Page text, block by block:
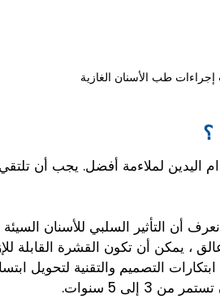
طب الأسنان الغازية
؟
أن التأثير السلبي للأسنان
، يمكن أن تكون القشرة القابلة
التصميم والتقنية لتحويل